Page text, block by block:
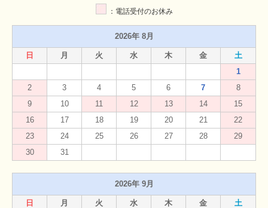
：電話受付のお休み
2026年 8月
日 月 火 水 木 金
土
1
2
3 4 5 6 7
8
9
10 11 12 13 14
15
16
17 18 19 20 21
22
23
24 25 26 27 28
29
30
31
2026年 9月
日 月 火 水 木 金
土